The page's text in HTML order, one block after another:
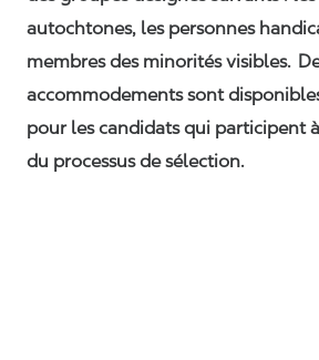
autochtones, les personnes
membres des minorités visibles.
accommodements sont
pour les candidats qui participent
du processus de sélection.